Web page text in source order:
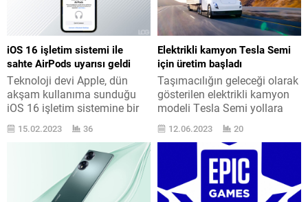
evham yaratan birden fazla
haberle gündeme geldi.
Servis için özel oyunlar
üretecek stüdyolara kapatma
kararı alınmış, birçok
ehemmiyetli ad servisten
parçalamıştı. Bu ve benzeri...
Samsung Galaxy S23 ivedisi,
resmi sertifika kayıtlarına
göre yalnızca 25W şarj
yardımı ile geliyor. Bu değer
günümüz için çok düşük
zira...
iOS 16 işletim sistemi ile
sahte AirPods uyarısı geldi
Teknoloji devi Apple, dün
akşam kullanıma sunduğu
iOS 16 işletim sistemine bir
sahte AirPods ihtarı ilave etti.
WWDC22 aktifliğinin en
ehemmiyetli bülteni olan, tüm
ayrıntılarına burada yer
verdiğimiz iOS 16 işletim
sistemi, sayfanın altında
15.02.2023 36
Elektrikli kamyon Tesla Semi
için üretim başladı
Taşımacılığın geleceği olarak
gösterilen elektrikli kamyon
modeli Tesla Semi yollara
çıkarılmak ismine yapıma
alındı. Kara taşımacılığının
yeni yarıyılını oluşturan ve
elektriğin eforu ile torkunu
sonuna kadar yola aktaran
Tesla Semi, Elon Musk
12.06.2023 20